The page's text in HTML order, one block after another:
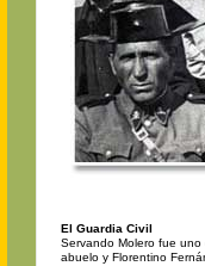
El Guardia Civil
Servando Molero fue
abuelo y Florentino